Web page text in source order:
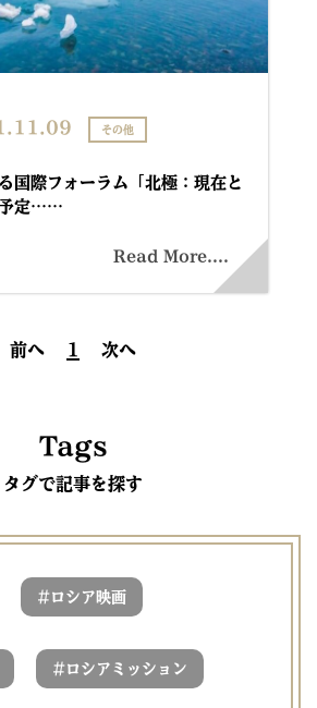
その他
国際フォーラム「北極：現在と
予定……
Read More....
前へ 1 次へ
Tags
タグで記事を探す
# ロシア映画
# ロシアミッション